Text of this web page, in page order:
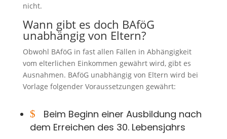
nicht.
Wann gibt es doch BAföG
unabhängig von Eltern?
Obwohl BAföG in fast allen Fällen in Abhängigkeit
vom elterlichen Einkommen gewährt wird, gibt es
Ausnahmen. BAföG unabhängig von Eltern wird bei
Vorlage folgender Voraussetzungen gewährt:
$
Beim Beginn einer Ausbildung nach
dem Erreichen des 30. Lebensjahrs